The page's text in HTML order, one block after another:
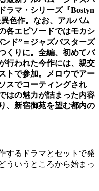
ラマ・シリーズ『Bostyn
色作。なお、アルバム
各エピソードではモカシ
ド”＝ジャズバスターズ
くりに。全編、初めてバ
行われた今作には、親交
トで参加。メロウでアー
スでコーティングされ
はの魅力が詰まった内容
、新宿御苑を望む都内の
るドラマとセットで発
ういうところから始まっ